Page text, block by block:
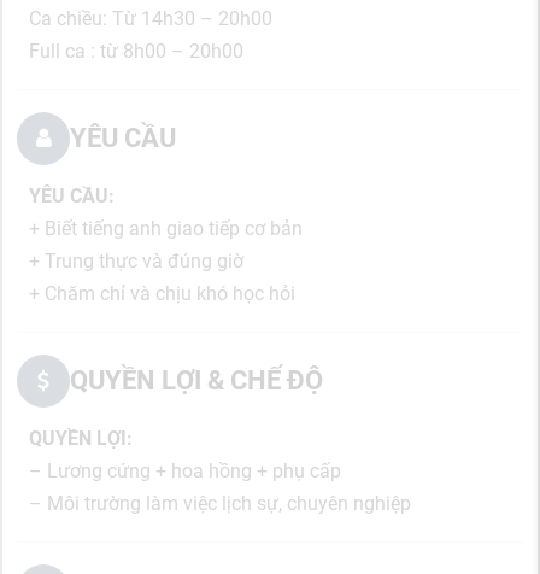
Ca chiều: Từ 14h30 – 20h00
Full ca : từ 8h00 – 20h00
YÊU CẦU
YÊU CẦU:
+ Biết tiếng anh giao tiếp cơ bản
+ Trung thực và đúng giờ
+ Chăm chỉ và chịu khó học hỏi
QUYỀN LỢI & CHẾ ĐỘ
QUYỀN LỢI:
– Lương cứng + hoa hồng + phụ cấp
– Môi trường làm việc lịch sự, chuyên nghiệp